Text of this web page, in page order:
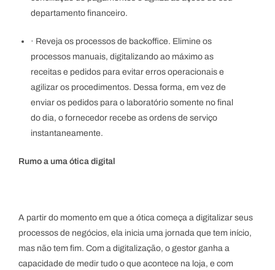
departamento financeiro.
· Reveja os processos de backoffice. Elimine os
processos manuais, digitalizando ao máximo as
receitas e pedidos para evitar erros operacionais e
agilizar os procedimentos. Dessa forma, em vez de
enviar os pedidos para o laboratório somente no final
do dia, o fornecedor recebe as ordens de serviço
instantaneamente.
Rumo a uma ótica digital
A partir do momento em que a ótica começa a digitalizar seus
processos de negócios, ela inicia uma jornada que tem início,
mas não tem fim. Com a digitalização, o gestor ganha a
capacidade de medir tudo o que acontece na loja, e com